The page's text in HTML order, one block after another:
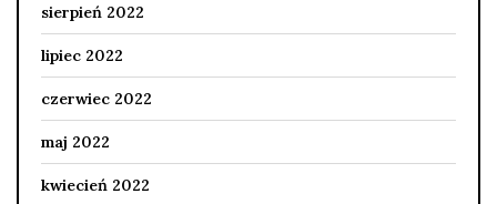
sierpień 2022
lipiec 2022
czerwiec 2022
maj 2022
kwiecień 2022